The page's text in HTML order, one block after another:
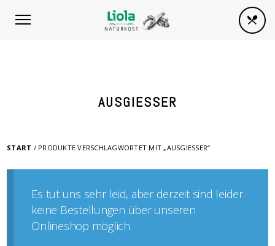
AUSGIESSER
START / PRODUKTE VERSCHLAGWORTET MIT „AUSGIESSER“
Es tut uns sehr leid, aber derzeit sind leider
keine Bestellungen über unseren
Onlineshop möglich.